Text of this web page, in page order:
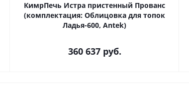
КимрПечь Истра пристенный Прованс
(комплектация: Облицовка для топок
Ладья-600, Antek)
360 637руб.